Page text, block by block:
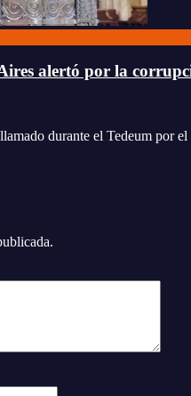
alertó por la
durante el Tedeum por